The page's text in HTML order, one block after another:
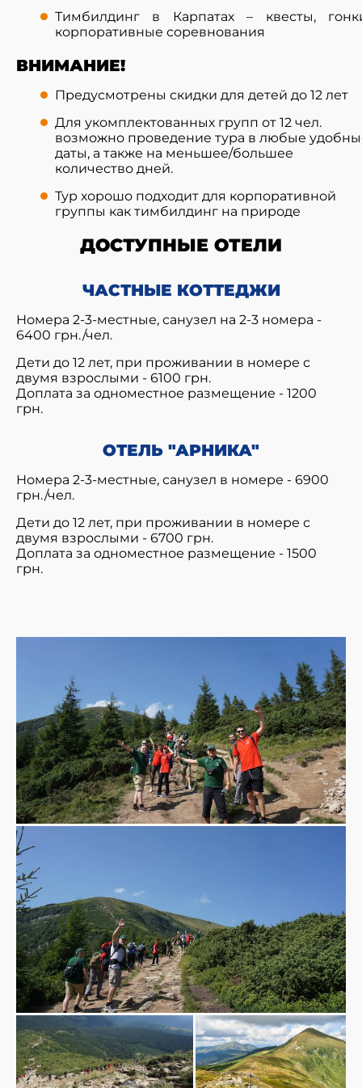
Тимбилдинг в Карпатах – квесты,
корпоративные соревнования
ВНИМАНИЕ!
Предусмотрены скидки для детей до 12 лет
Для укомплектованных групп от 12 чел.
возможно проведение тура в любые
даты, а также на меньшее/большее
количество дней.
Тур хорошо подходит для корпоративной
группы как тимбилдинг на природе
ДОСТУПНЫЕ ОТЕЛИ
ЧАСТНЫЕ КОТТЕДЖИ
Номера 2-3-местные, санузел на 2-3 номера -
6400 грн./чел.
Дети до 12 лет, при проживании в номере с
двумя взрослыми - 6100 грн.
Доплата за одноместное размещение - 1200
грн.
ОТЕЛЬ "АРНИКА"
Номера 2-3-местные, санузел в номере - 6900
грн./чел.
Дети до 12 лет, при проживании в номере с
двумя взрослыми - 6700 грн.
Доплата за одноместное размещение - 1500
грн.